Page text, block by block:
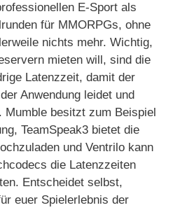
E-Sport als
für MMORPGs, ohne
nichts mehr. Wichtig,
mieten will, sind die
Latenzzeit, damit der
Anwendung leidet und
Mumble besitzt zum Beispiel
TeamSpeak3 bietet die
und Ventrilo kann
die Latenzzeiten
Entscheidet selbst,
euer Spielerlebnis der